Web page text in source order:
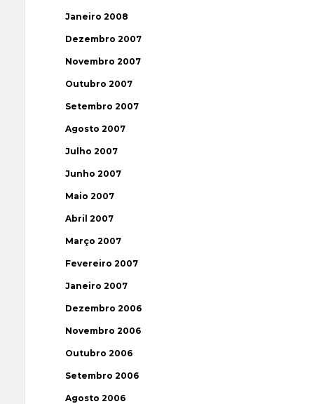
Janeiro 2008
Dezembro 2007
Novembro 2007
Outubro 2007
Setembro 2007
Agosto 2007
Julho 2007
Junho 2007
Maio 2007
Abril 2007
Março 2007
Fevereiro 2007
Janeiro 2007
Dezembro 2006
Novembro 2006
Outubro 2006
Setembro 2006
Agosto 2006